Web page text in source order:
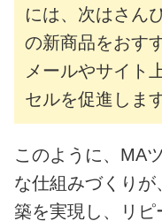
には、次はさん
の新商品をおす
メールやサイト
セルを促進します
このように、MA
な仕組みづくり
築を実現し、リ